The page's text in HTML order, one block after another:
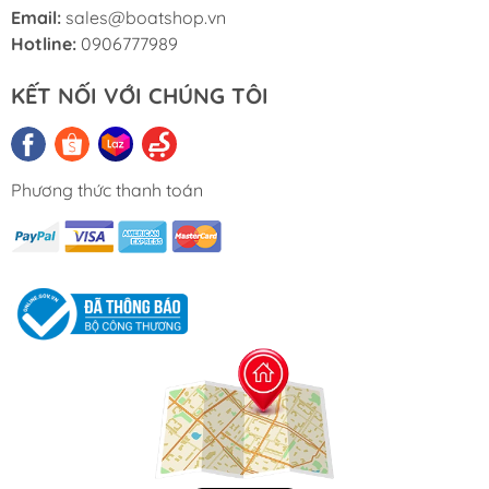
Phù hợp: Tàu cano, du thuyền, tàu cao tốc
dưới 10 mét, sàn boong, khu vực điều khiển.
dùng và môi trường biển.
Bảo hành
Thông Số Kỹ Thuật
Mã sản phẩm
để xác nhận mã cụ thể).
Thương hiệu: Boat Shop.
Kích thước: 1200 x 2400 mm (1.2 x 2.4 m).
Độ dày: 6mm.
: Xốp EVA cứng (marine-grade).
: Đen, chỉ đen.
: 3M siêu dính, chống nước.
Trọng lượng: ~2-3kg (ước tính).
: Tàu cano, du thuyền, tàu cao tốc dưới 10
Email: sales@boatshop.vn
Hotline: 0906777989
KẾT NỐI VỚI CHÚNG TÔI
Phương thức thanh toán